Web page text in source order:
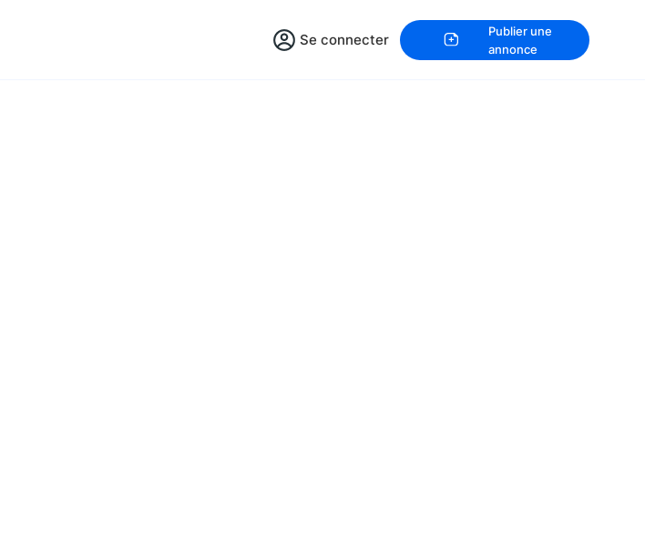
Se connecter
Publier une
annonce